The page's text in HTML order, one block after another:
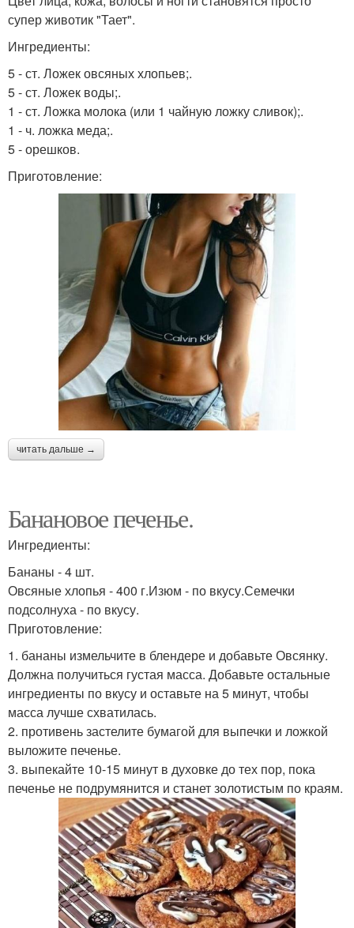
супер животик "Тает".
Ингредиенты:
5 - ст. Ложек овсяных хлопьев;.
5 - ст. Ложек воды;.
1 - ст. Ложка молока (или 1 чайную ложку сливок);.
1 - ч. ложка меда;.
5 - орешков.
Приготовление:
читать дальше →
Банановое печенье.
Ингредиенты:
Бананы - 4 шт.
Овсяные хлопья - 400 г.Изюм - по вкусу.Семечки
подсолнуха - по вкусу.
Приготовление:
1. бананы измельчите в блендере и добавьте Овсянку.
Должна получиться густая масса. Добавьте остальные
ингредиенты по вкусу и оставьте на 5 минут, чтобы
масса лучше схватилась.
2. противень застелите бумагой для выпечки и ложкой
выложите печенье.
3. выпекайте 10-15 минут в духовке до тех пор, пока
печенье не подрумянится и станет золотистым по краям.